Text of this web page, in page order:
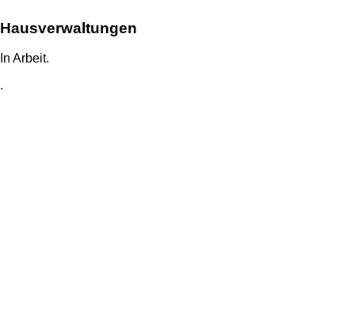
Hausverwaltungen
In Arbeit.
.